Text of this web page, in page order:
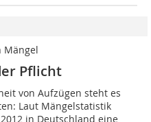
Mängel
Pflicht
von Aufzügen steht es
Laut Mängelstatistik
in Deutschland eine